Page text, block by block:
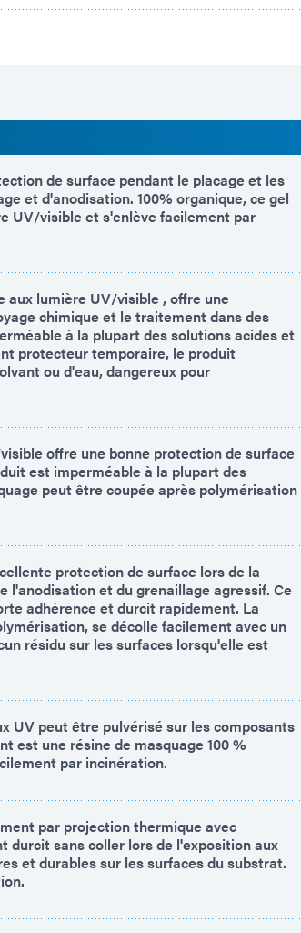
de surface pendant le placage et les
et d'anodisation. 100% organique, ce gel
UV/visible et s'enlève facilement par
aux lumière UV/visible , offre une
chimique et le traitement dans des
à la plupart des solutions acides et
protecteur temporaire, le produit
ou d'eau, dangereux pour
offre une bonne protection de surface
est imperméable à la plupart des
peut être coupée après polymérisation
protection de surface lors de la
l'anodisation et du grenaillage agressif. Ce
adhérence et durcit rapidement. La
se décolle facilement avec un
résidu sur les surfaces lorsqu'elle est
UV peut être pulvérisé sur les composants
est une résine de masquage 100 %
par incinération.
par projection thermique avec
durcit sans coller lors de l'exposition aux
et durables sur les surfaces du substrat.